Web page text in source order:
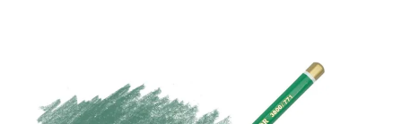
В КАТАЛОГ
Карандаш художественный цветной KOH-I-NOOR
ПОЛИКОЛОР 3800, цвет 771 нефритовый зеленый